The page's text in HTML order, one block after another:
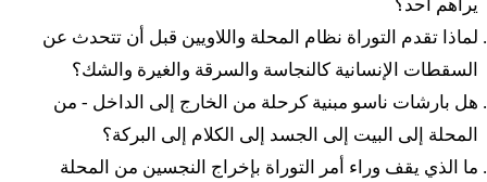
כָּל הַבָּא לַעֲבֹד עֲבֹדַת עֲבֹדָה וַעֲבֹדַת מַשָּׂא בְּאֹהֶל
מוֹעֵד׃
٤٨ فَيِّهْيو بْقوديهِم شْمونَت أَلافيم فَحَميش مي أوت
أوشْمونيم
يراهم أحد؟
لماذا تقدم التوراة نظام المحلة واللاويين قبل أن تتحدث عن
السقطات الإنسانية كالنجاسة والسرقة والغيرة والشك؟
هل بارشات ناسو مبنية كرحلة من الخارج إلى الداخل - من
المحلة إلى البيت إلى الجسد إلى الكلام إلى البركة؟
ما الذي يقف وراء أمر التوراة بإخراج النجسين من المحلة